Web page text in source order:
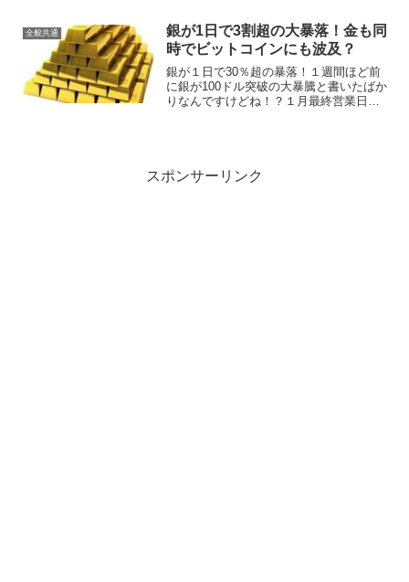
をコロコロ変えて何がしたいのか？と疑
問や混乱の人もいるか...
全般共通
銀が1日で3割超の大暴落！金も同
時でビットコインにも波及？
銀が１日で30％超の暴落！１週間ほど前
に銀が100ドル突破の大暴騰と書いたばか
りなんですけどね！？１月最終営業日の
スポンサーリンク